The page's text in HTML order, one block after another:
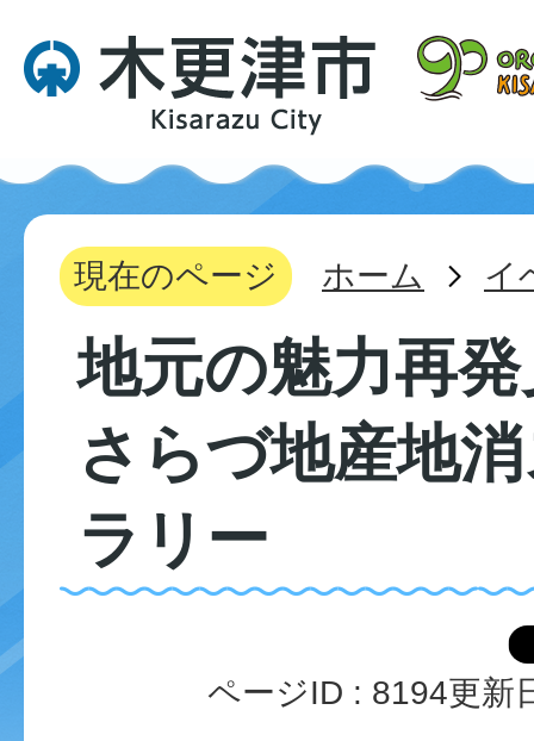
現在のページ ホーム イ
地元の魅力再
さらづ地産地
ラリー
ページID : 8194更新